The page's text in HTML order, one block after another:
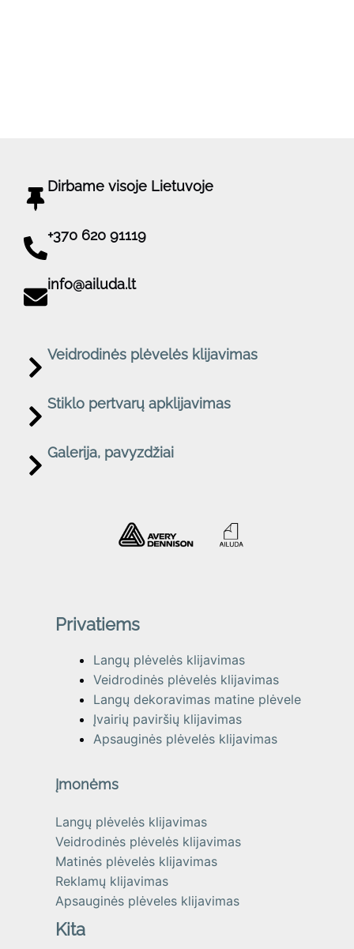
Dirbame visoje Lietuvoje
+370 620 91119
info@ailuda.lt
Veidrodinės plėvelės klijavimas
Stiklo pertvarų apklijavimas
Galerija, pavyzdžiai
Privatiems
Langų plėvelės klijavimas
Veidrodinės plėvelės klijavimas
Langų dekoravimas matine plėvele
Įvairių paviršių klijavimas
Apsauginės plėvelės klijavimas
Įmonėms
Langų plėvelės klijavimas
Veidrodinės plėvelės klijavimas
Matinės plėvelės klijavimas
Reklamų klijavimas
Apsauginės plėveles klijavimas
Kita